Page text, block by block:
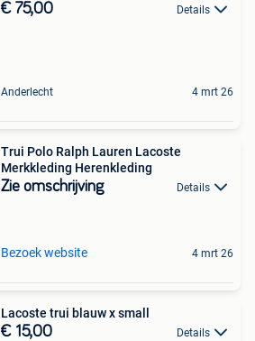
€ 75,00 Details
Anderlecht 4 mrt 26
Trui Polo Ralph Lauren Lacoste
Merkkleding Herenkleding
Zie omschrijving Details
Bezoek website 4 mrt 26
Lacoste trui blauw x small
€ 15,00 Details